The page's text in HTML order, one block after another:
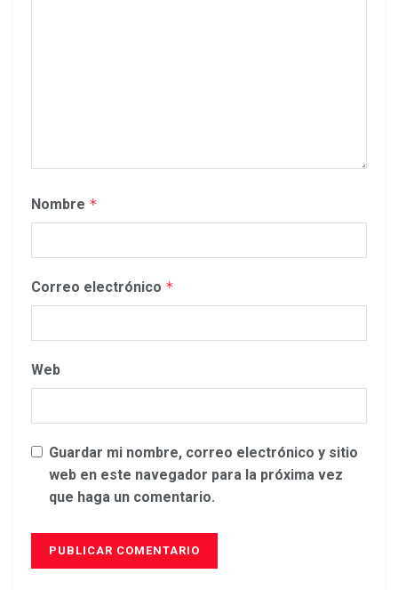
Nombre *
Correo electrónico *
Web
Guardar mi nombre, correo electrónico y sitio
web en este navegador para la próxima vez
que haga un comentario.